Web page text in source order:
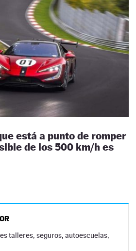
está a punto de romper
de los 500 km/h es
talleres, seguros, autoescuelas,